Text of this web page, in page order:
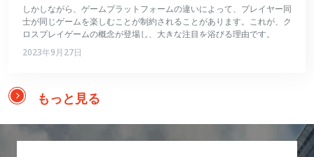
しかしながら、ゲームプラットフォームの違いによって、プレイヤー同
士が同じゲームを楽しむことが制約されることがあります。これが、ク
ロスプレイゲームの概念が登場し、大きな注目を浴びる理由です。
2023年9月27日
もっと見る